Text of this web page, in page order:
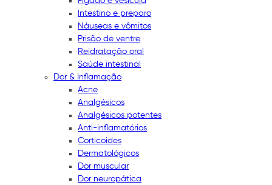
Intestino e preparo
Náuseas e vômitos
Prisão de ventre
Reidratação oral
Saúde intestinal
Dor & Inflamação
Acne
Analgésicos
Analgésicos potentes
Anti-inflamatórios
Corticoides
Dermatológicos
Dor muscular
Dor neuropática